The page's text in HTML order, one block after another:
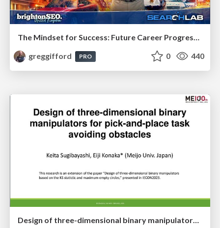
The Mindset for Success: Future Career Progression
greggifford
PRO 0 440
Design of three-dimensional binary manipulators for pick-and-place task avoiding obstacles (IECON2024)